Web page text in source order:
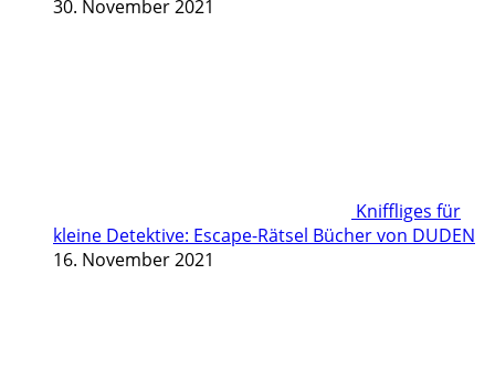
30. November 2021
Kniffliges für
kleine Detektive: Escape-Rätsel Bücher von DUDEN
16. November 2021